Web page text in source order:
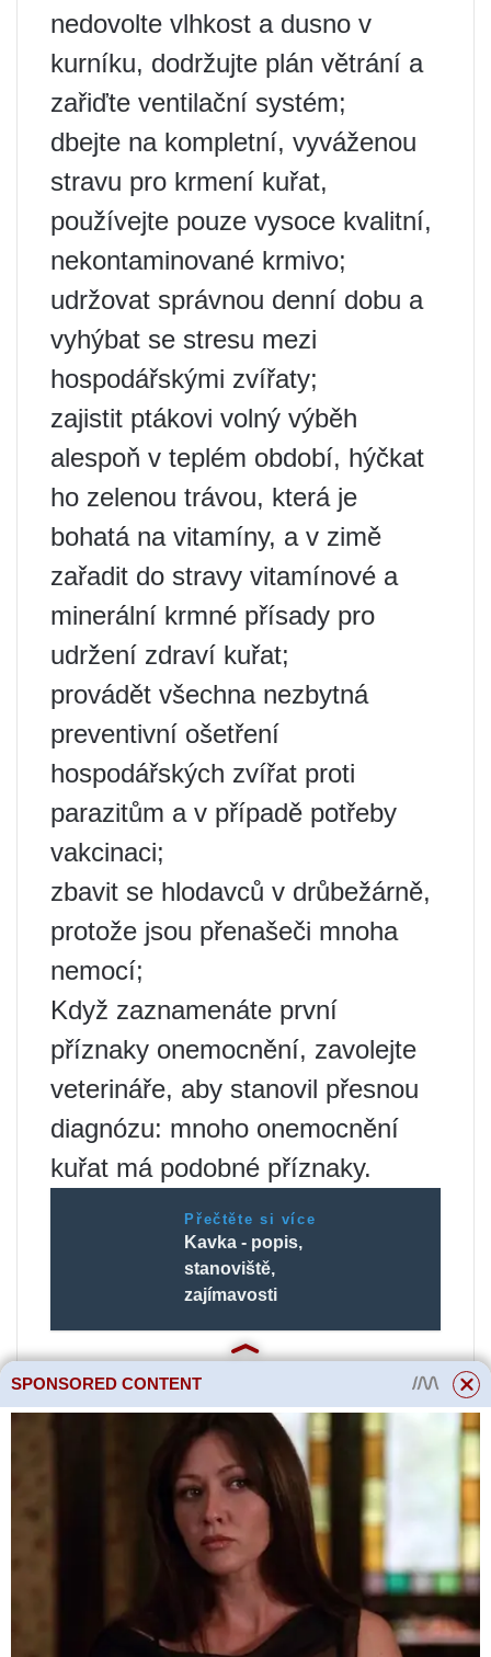
nedovolte vlhkost a dusno v
kurníku, dodržujte plán větrání a
zařiďte ventilační systém;
dbejte na kompletní, vyváženou
stravu pro krmení kuřat,
používejte pouze vysoce kvalitní,
nekontaminované krmivo;
udržovat správnou denní dobu a
vyhýbat se stresu mezi
hospodářskými zvířaty;
zajistit ptákovi volný výběh
alespoň v teplém období, hýčkat
ho zelenou trávou, která je
bohatá na vitamíny, a v zimě
zařadit do stravy vitamínové a
minerální krmné přísady pro
udržení zdraví kuřat;
provádět všechna nezbytná
preventivní ošetření
hospodářských zvířat proti
parazitům a v případě potřeby
vakcinaci;
zbavit se hlodavců v drůbežárně,
protože jsou přenašeči mnoha
nemocí;
Když zaznamenáte první
příznaky onemocnění, zavolejte
veterináře, aby stanovil přesnou
diagnózu: mnoho onemocnění
kuřat má podobné příznaky.
Přečtěte si více
Kavka - popis,
stanoviště,
zajímavosti
Zvířata 459
Chov kuřat je na první pohled
snadný. Je to vzácný chovatel,
který dosahuje úplného přežití
celého svého dobytka. Pták je
náchylný k různým nemocem.
SPONSORED CONTENT